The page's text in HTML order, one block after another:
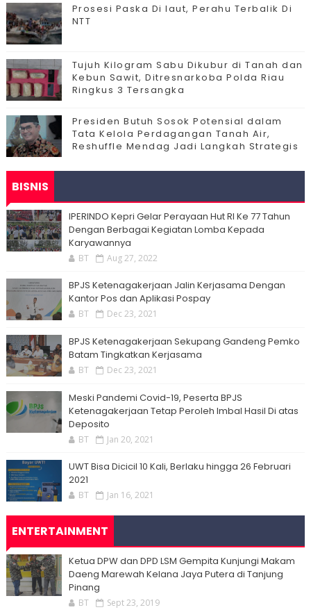
Prosesi Paska Di laut, Perahu Terbalik Di
NTT
Tujuh Kilogram Sabu Dikubur di Tanah dan
Kebun Sawit, Ditresnarkoba Polda Riau
Ringkus 3 Tersangka
Presiden Butuh Sosok Potensial dalam
Tata Kelola Perdagangan Tanah Air,
Reshuffle Mendag Jadi Langkah Strategis
BISNIS
IPERINDO Kepri Gelar Perayaan Hut RI Ke 77 Tahun
Dengan Berbagai Kegiatan Lomba Kepada
Karyawannya
BT Aug 27, 2022
BPJS Ketenagakerjaan Jalin Kerjasama Dengan
Kantor Pos dan Aplikasi Pospay
BT Dec 23, 2021
BPJS Ketenagakerjaan Sekupang Gandeng Pemko
Batam Tingkatkan Kerjasama
BT Dec 23, 2021
Meski Pandemi Covid-19, Peserta BPJS
Ketenagakerjaan Tetap Peroleh Imbal Hasil Di atas
Deposito
BT Jan 20, 2021
UWT Bisa Dicicil 10 Kali, Berlaku hingga 26 Februari
2021
BT Jan 16, 2021
ENTERTAINMENT
Ketua DPW dan DPD LSM Gempita Kunjungi Makam
Daeng Marewah Kelana Jaya Putera di Tanjung
Pinang
BT Sept 23, 2019